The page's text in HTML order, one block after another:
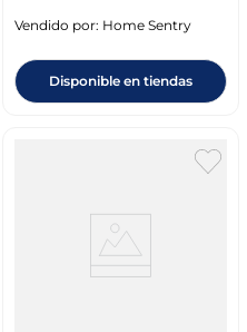
Vendido por: Home Sentry
Disponible en tiendas